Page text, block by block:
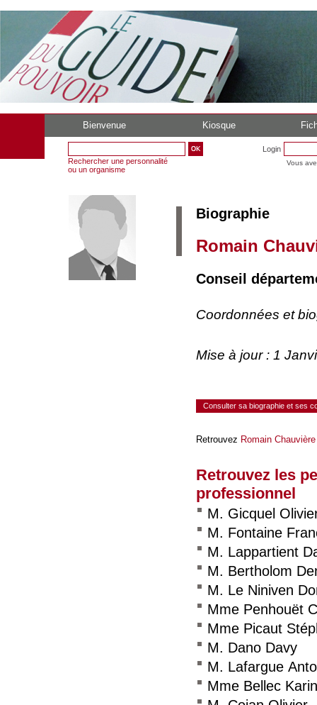
Bienvenue Kiosque
Rechercher une personnalité
ou un organisme
Login
Vous
Biographie
Romain
Conseil
Coordonnées et
Mise à jour : 1
Consulter sa biographie et ses
Retrouvez Romain Chauvière
Retrouvez les
professionnel
M. Gicquel
M. Fontaine
M. Lappartient
M. Bertholom
M. Le Niniven
Mme Penhouët
Mme Picaut
M. Dano Davy
M. Lafargue
Mme Bellec